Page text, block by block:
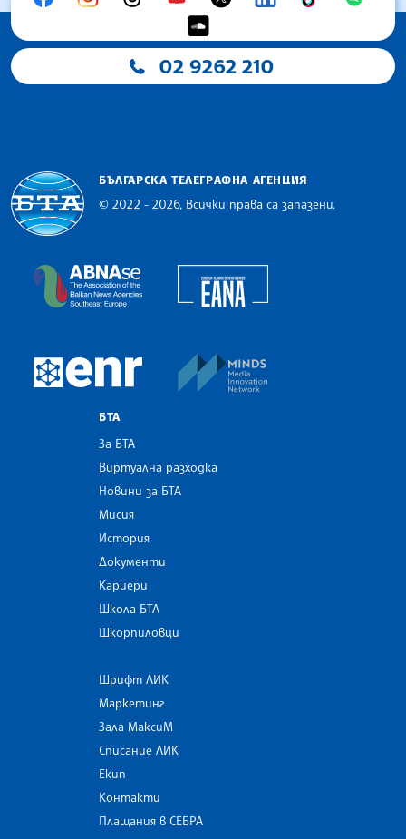
02 9262 210
БЪЛГАРСКА ТЕЛЕГРАФНА АГЕНЦИЯ
© 2022 - 2026, Всички права са запазени.
The Assocoation of the Balkan News Agencies
European Newsroom
БТА
За БТА
Виртуална разходка
Новини за БТА
Мисия
История
Документи
Кариери
Школа БТА
Шкорпиловци
Шрифт ЛИК
Маркетинг
Зала МаксиМ
Списание ЛИК
Екип
Контакти
Плащания в СЕБРА